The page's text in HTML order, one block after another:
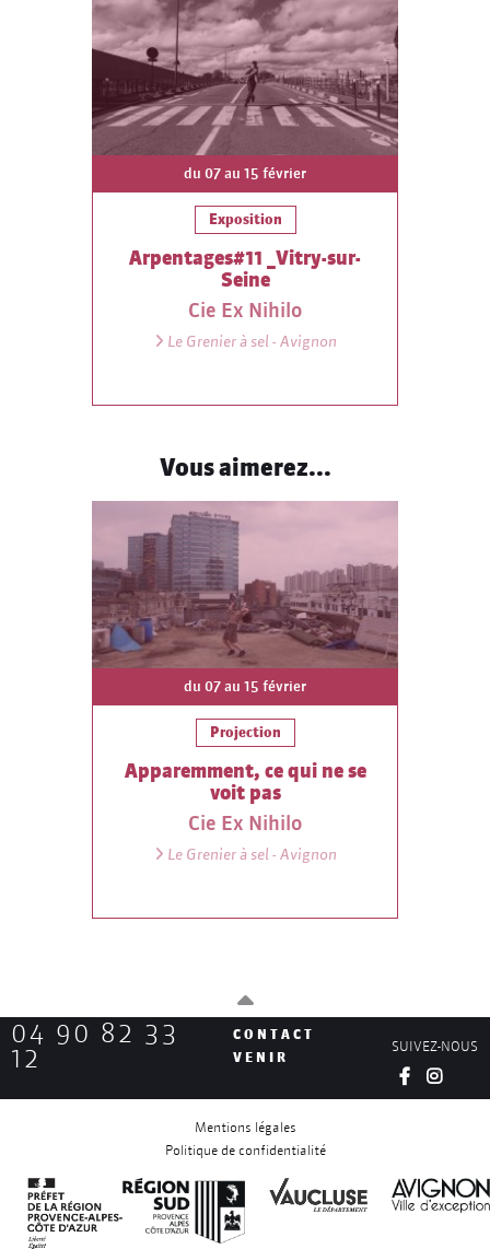
du 07 au 15 février
Exposition
Arpentages#11 _Vitry-sur-
Seine
Cie Ex Nihilo
Le Grenier à sel - Avignon
Vous aimerez...
du 07 au 15 février
Projection
Apparemment, ce qui ne se
voit pas
Cie Ex Nihilo
Le Grenier à sel - Avignon
04 90 82 33
12
CONTACT
VENIR
SUIVEZ-NOUS
Mentions légales
Politique de confidentialité